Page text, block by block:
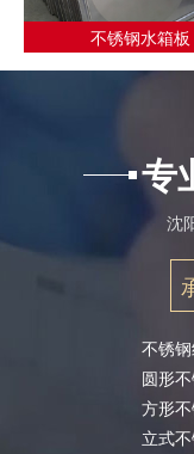
不锈钢水箱板
专
沈
不锈
圆形
方形
立式